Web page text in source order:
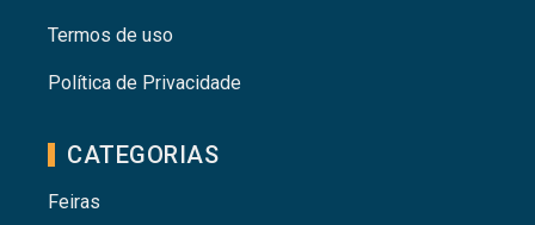
Termos de uso
Política de Privacidade
CATEGORIAS
Feiras